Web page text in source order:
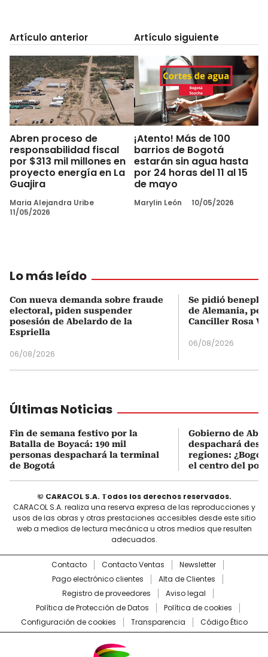
Artículo anterior
Abren proceso de
responsabilidad fiscal
por $313 mil millones en
proyecto energía en La
Guajira
Maria Alejandra Uribe
11/05/2026
Artículo siguiente
¡Atento! Más de 100
barrios de Bogotá
estarán sin agua hasta
por 24 horas del 11 al 15
de mayo
Marylin León 10/05/2026
Lo más leído
Con nueva demanda sobre fraude
electoral, piden suspender
posesión de Abelardo de la
Espriella
06/08/2026
Se pidió
de Alemania,
Canciller Rosa
06/08/2026
Últimas Noticias
Fin de semana festivo por la
Batalla de Boyacá: 190 mil
personas despachará la terminal
de Bogotá
Gobierno de
despachará
regiones:
el centro del
© CARACOL S.A. Todos los derechos reservados.
CARACOL S.A. realiza una reserva expresa de las reproducciones y
usos de las obras y otras prestaciones accesibles desde este sitio
web a medios de lectura mecánica u otros medios que resulten
adecuados.
Contacto Contacto Ventas
Newsletter
Pago electrónico clientes
Alta de Clientes
Registro de proveedores
Aviso legal
Política de Protección de Datos
Política de cookies
Configuración de cookies
Transparencia Código Ético